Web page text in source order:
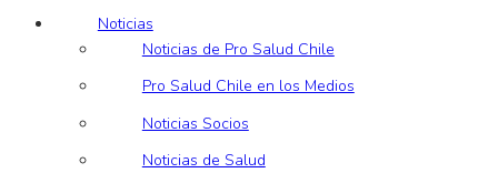
Noticias
Noticias de Pro Salud Chile
Pro Salud Chile en los Medios
Noticias Socios
Noticias de Salud